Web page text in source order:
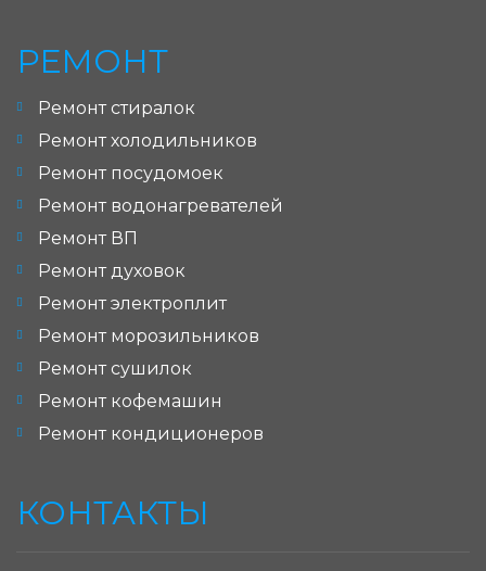
РЕМОНТ
Ремонт стиралок
Ремонт холодильников
Ремонт посудомоек
Ремонт водонагревателей
Ремонт ВП
Ремонт духовок
Ремонт электроплит
Ремонт морозильников
Ремонт сушилок
Ремонт кофемашин
Ремонт кондиционеров
КОНТАКТЫ